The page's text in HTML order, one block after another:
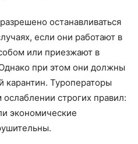
останавливаться
если они работают в
или приезжают в
при этом они должны
карантин. Туроператоры
строгих правил:
экономические